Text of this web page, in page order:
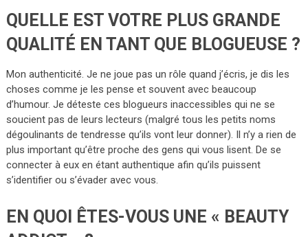
QUELLE EST VOTRE PLUS GRANDE
QUALITÉ EN TANT QUE BLOGUEUSE ?
Mon authenticité. Je ne joue pas un rôle quand j’écris, je dis les
choses comme je les pense et souvent avec beaucoup
d’humour. Je déteste ces blogueurs inaccessibles qui ne se
soucient pas de leurs lecteurs (malgré tous les petits noms
dégoulinants de tendresse qu’ils vont leur donner). Il n’y a rien de
plus important qu’être proche des gens qui vous lisent. De se
connecter à eux en étant authentique afin qu’ils puissent
s’identifier ou s’évader avec vous.
EN QUOI ÊTES-VOUS UNE « BEAUTY